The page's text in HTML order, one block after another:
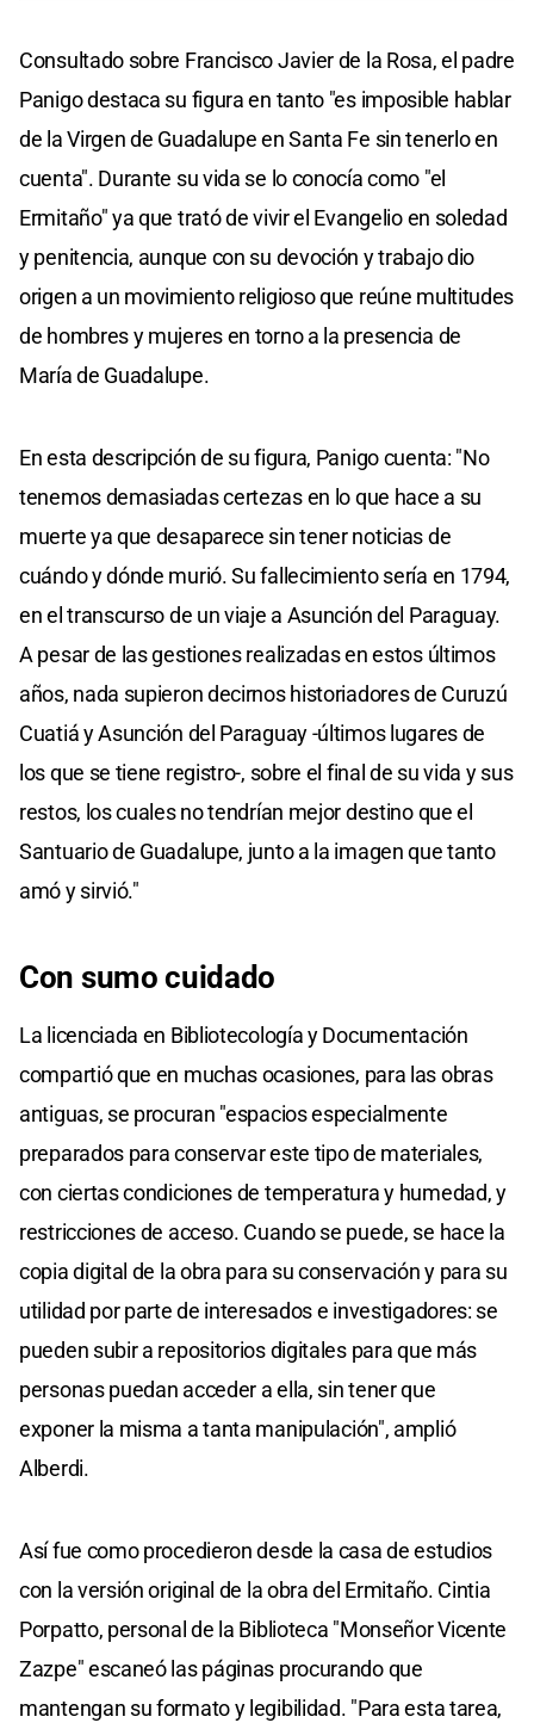
Consultado sobre Francisco Javier de la Rosa, el padre
Panigo destaca su figura en tanto "es imposible hablar
de la Virgen de Guadalupe en Santa Fe sin tenerlo en
cuenta". Durante su vida se lo conocía como "el
Ermitaño" ya que trató de vivir el Evangelio en soledad
y penitencia, aunque con su devoción y trabajo dio
origen a un movimiento religioso que reúne multitudes
de hombres y mujeres en torno a la presencia de
María de Guadalupe.
En esta descripción de su figura, Panigo cuenta: "No
tenemos demasiadas certezas en lo que hace a su
muerte ya que desaparece sin tener noticias de
cuándo y dónde murió. Su fallecimiento sería en 1794,
en el transcurso de un viaje a Asunción del Paraguay.
A pesar de las gestiones realizadas en estos últimos
años, nada supieron decirnos historiadores de Curuzú
Cuatiá y Asunción del Paraguay -últimos lugares de
los que se tiene registro-, sobre el final de su vida y sus
restos, los cuales no tendrían mejor destino que el
Santuario de Guadalupe, junto a la imagen que tanto
amó y sirvió."
Con sumo cuidado
La licenciada en Bibliotecología y Documentación
compartió que en muchas ocasiones, para las obras
antiguas, se procuran "espacios especialmente
preparados para conservar este tipo de materiales,
con ciertas condiciones de temperatura y humedad, y
restricciones de acceso. Cuando se puede, se hace la
copia digital de la obra para su conservación y para su
utilidad por parte de interesados e investigadores: se
pueden subir a repositorios digitales para que más
personas puedan acceder a ella, sin tener que
exponer la misma a tanta manipulación", amplió
Alberdi.
Así fue como procedieron desde la casa de estudios
con la versión original de la obra del Ermitaño. Cintia
Porpatto, personal de la Biblioteca "Monseñor Vicente
Zazpe" escaneó las páginas procurando que
mantengan su formato y legibilidad. "Para esta tarea,